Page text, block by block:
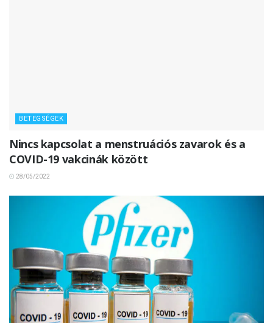
BETEGSÉGEK
Nincs kapcsolat a menstruációs zavarok és a
COVID-19 vakcinák között
28/05/2022